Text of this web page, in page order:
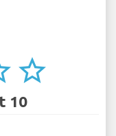
star_border
10